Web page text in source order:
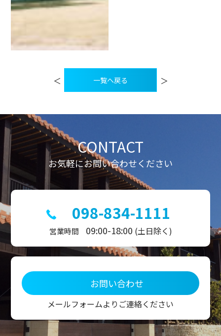
ー
シ
ョ
ン
＜ ＞
一覧へ戻る
CONTACT
お気軽にお問い合わせください
098-834-1111
営業時間 09:00-18:00 (土日除く)
お問い合わせ
メールフォームよりご連絡ください